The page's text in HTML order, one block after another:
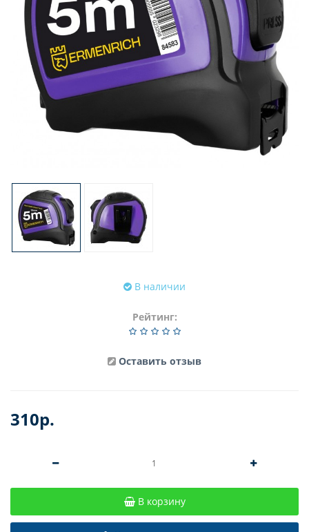
В наличии
Рейтинг:
Оставить отзыв
310р.
В корзину